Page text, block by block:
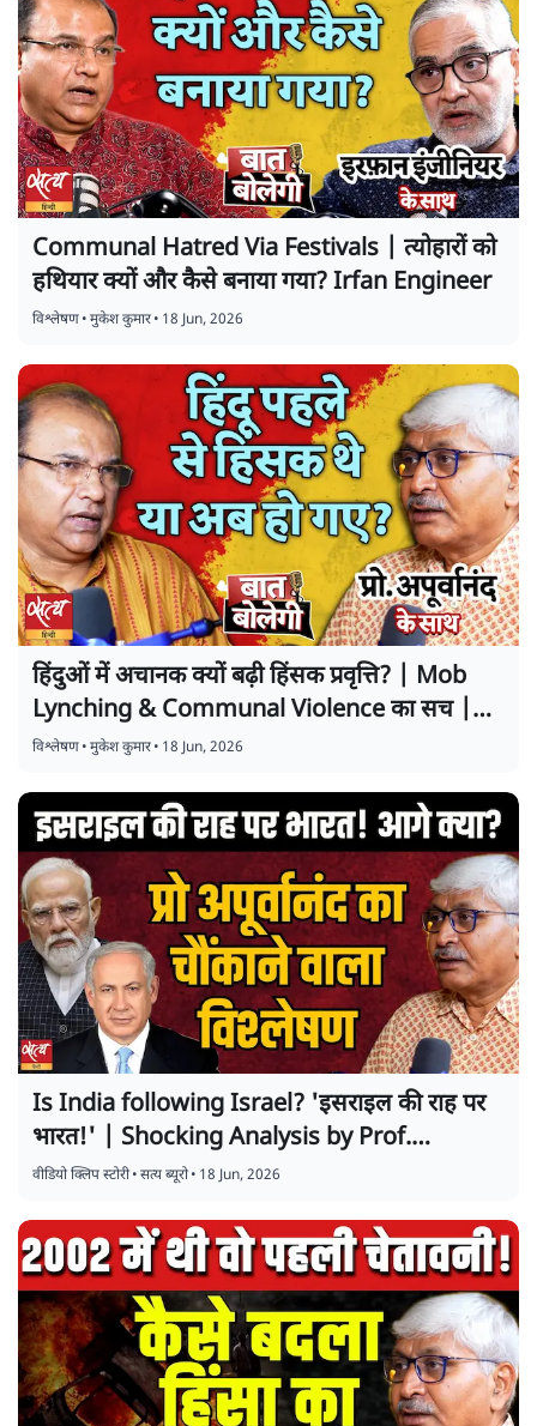
Communal Hatred Via Festivals | त्योहारों को
हथियार क्यों और कैसे बनाया गया? Irfan Engineer
विश्लेषण•मुकेश कुमार• 18 Jun, 2026
हिंदुओं में अचानक क्यों बढ़ी हिंसक प्रवृत्ति? | Mob
Lynching & Communal Violence का सच |
बात बोलेगी
विश्लेषण•मुकेश कुमार• 18 Jun, 2026
Is India following Israel? 'इसराइल की राह पर
भारत!' | Shocking Analysis by Prof.
Apoorvanand |
वीडियो क्लिप स्टोरी•सत्य ब्यूरो• 18 Jun, 2026